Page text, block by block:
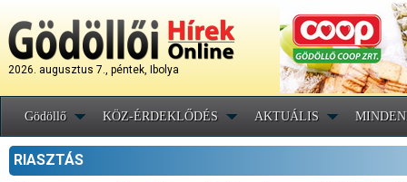
2026. augusztus 7., péntek, Ibolya
Gödöllő KÖZ-ÉRDEKLŐDÉS AKTUÁLIS
RIASZTÁS